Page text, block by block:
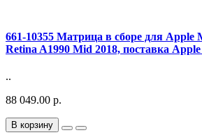
661-10355 Матрица в сборе для Apple
Retina A1990 Mid 2018, поставка
..
88 049.00 р.
В корзину